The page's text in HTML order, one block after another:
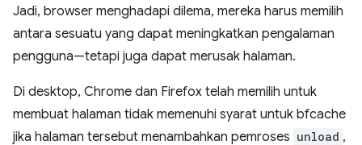
Jadi, browser menghadapi dilema, mereka harus memilih
antara sesuatu yang dapat meningkatkan pengalaman
pengguna—tetapi juga dapat merusak halaman.
Di desktop, Chrome dan Firefox telah memilih untuk
membuat halaman tidak memenuhi syarat untuk bfcache
jika halaman tersebut menambahkan pemroses unload ,